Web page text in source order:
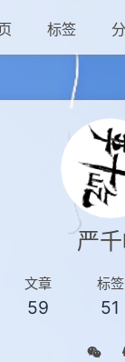
标签
严
文章
59
标签
51